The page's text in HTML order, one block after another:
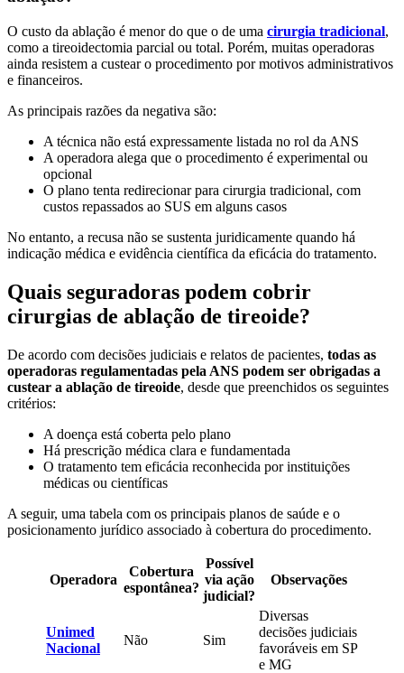
O custo da ablação é menor do que o de uma cirurgia tradicional,
como a tireoidectomia parcial ou total. Porém, muitas operadoras
ainda resistem a custear o procedimento por motivos administrativos
e financeiros.
As principais razões da negativa são:
A técnica não está expressamente listada no rol da ANS
A operadora alega que o procedimento é experimental ou
opcional
O plano tenta redirecionar para cirurgia tradicional, com
custos repassados ao SUS em alguns casos
No entanto, a recusa não se sustenta juridicamente quando há
indicação médica e evidência científica da eficácia do tratamento.
Quais seguradoras podem cobrir
cirurgias de ablação de tireoide?
De acordo com decisões judiciais e relatos de pacientes, todas as
operadoras regulamentadas pela ANS podem ser obrigadas a
custear a ablação de tireoide, desde que preenchidos os seguintes
critérios:
A doença está coberta pelo plano
Há prescrição médica clara e fundamentada
O tratamento tem eficácia reconhecida por instituições
médicas ou científicas
A seguir, uma tabela com os principais planos de saúde e o
posicionamento jurídico associado à cobertura do procedimento.
Operadora
Cobertura
espontânea?
Possível
via ação
judicial?
Observações
Unimed
Nacional
Não Sim
Diversas
decisões judiciais
favoráveis em SP
e MG